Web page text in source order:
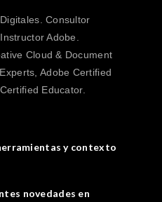
Consultor
Adobe.
Cloud & Document
Adobe Certified
Educator.
y contexto
novedades en